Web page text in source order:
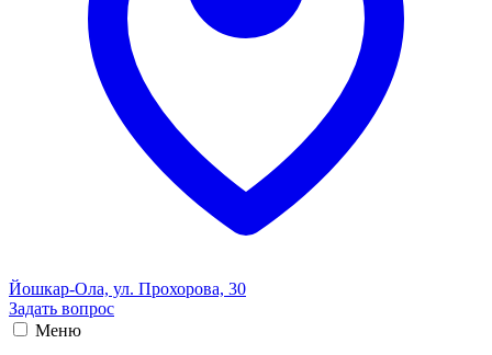
Йошкар-Ола, ул. Прохорова, 30
Задать вопрос
Меню